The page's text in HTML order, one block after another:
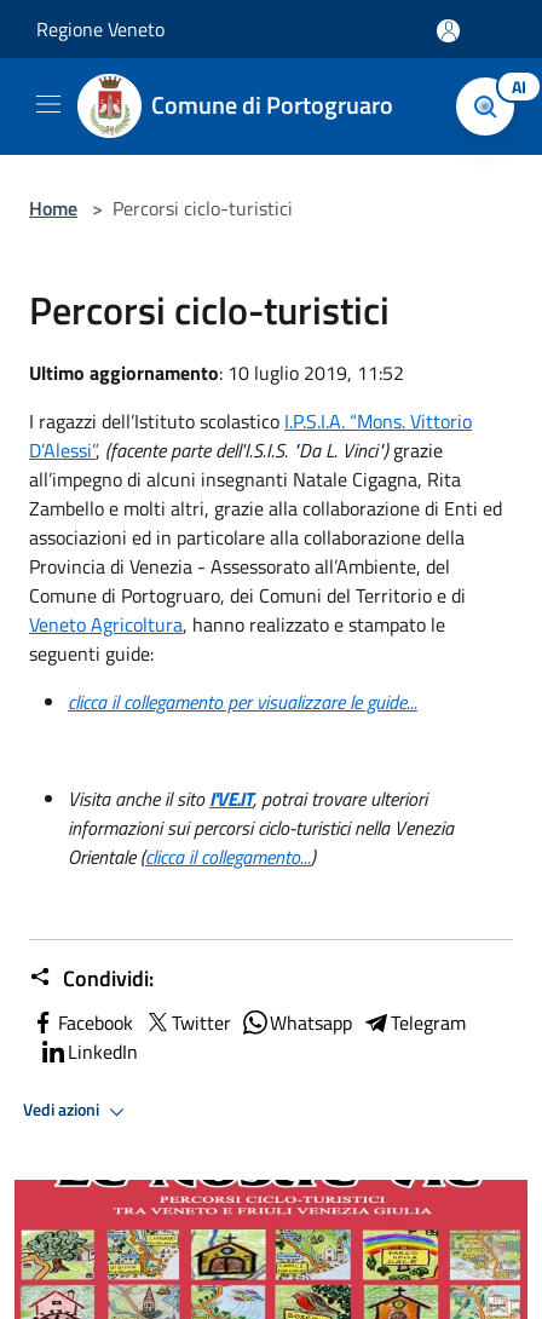
Regione Veneto
Comune di Portogruaro AI
Home > Percorsi ciclo-turistici
Percorsi ciclo-turistici
Ultimo aggiornamento: 10 luglio 2019, 11:52
I ragazzi dell’Istituto scolastico I.P.S.I.A. “Mons. Vittorio
D’Alessi”, (facente parte dell'I.S.I.S. "Da L. Vinci")grazie
all’impegno di alcuni insegnanti Natale Cigagna, Rita
Zambello e molti altri, grazie alla collaborazione di Enti ed
associazioni ed in particolare alla collaborazione della
Provincia di Venezia - Assessorato all’Ambiente, del
Comune di Portogruaro, dei Comuni del Territorio e di
Veneto Agricoltura, hanno realizzato e stampato le
seguenti guide:
clicca il collegamento per visualizzare le guide...
Visita anche il sitoI'VE.IT, potrai trovare ulteriori
informazioni sui percorsi ciclo-turistici nella Venezia
Orientale (clicca il collegamento...)
Condividi:
Facebook Twitter Whatsapp
Telegram
LinkedIn
Vedi azioni